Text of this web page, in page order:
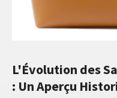
L'Évolution des
: Un Aperçu